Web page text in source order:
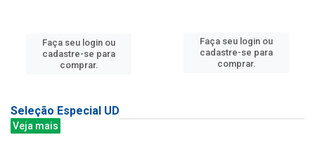
Faça seu login ou
cadastre-se para
comprar.
Faça seu login ou
cadastre-se para
comprar.
Seleção Especial UD
Veja mais